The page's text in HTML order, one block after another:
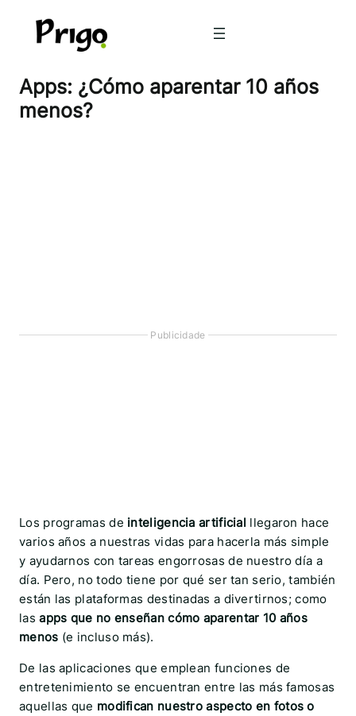
Apps: ¿Cómo aparentar 10 años
menos?
Publicidade
Los programas de inteligencia artificial llegaron hace
varios años a nuestras vidas para hacerla más simple
y ayudarnos con tareas engorrosas de nuestro día a
día. Pero, no todo tiene por qué ser tan serio, también
están las plataformas destinadas a divertirnos; como
lasapps que no enseñan cómo aparentar 10 años
menos (e incluso más).
De las aplicaciones que emplean funciones de
entretenimiento se encuentran entre las más famosas
aquellas que modifican nuestro aspecto en fotos o